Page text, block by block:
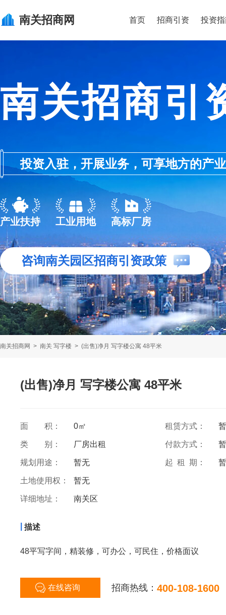
南关招商网 首页 招商引资 投资
南关招商引
投资入驻，开展业务，可享地方的产
产业扶持 工业用地 高标厂房
咨询南关园区招商引资政策
南关招商网 > 南关 写字楼 > (出售)净月 写字楼公寓 48平米
(出售)净月 写字楼公寓 48平米
面 积： 0㎡ 租赁方式：
类 别： 厂房出租 付款方式：
规划用途： 暂无 起 租 期：
土地使用权： 暂无
详细地址： 南关区
描述
48平写字间，精装修，可办公，可民住，价格面议
在线咨询 招商热线： 400-108-1600